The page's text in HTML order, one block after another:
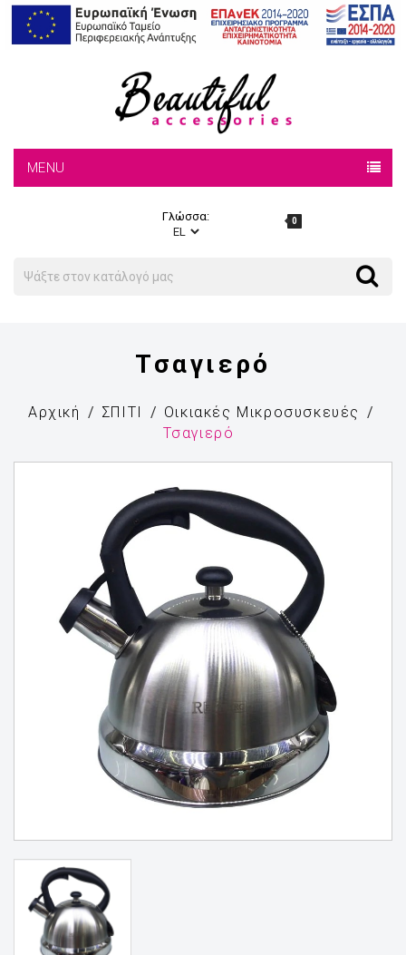
MENU
Γλώσσα: 0
Search
Τσαγιερό
Αρχική ΣΠΙΤΙ
Οικιακές Μικροσυσκευές
Τσαγιερό